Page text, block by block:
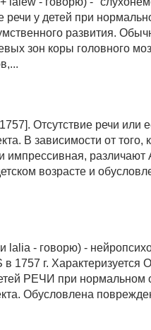
речи у детей при
развития.
зон коры головного
Отсутствие речи или
В зависимости от того,
импрессивная,
возрасте и
lalia - говорю) -
в 1757 г.
РЕЧИ при нормальном
Обусловлена